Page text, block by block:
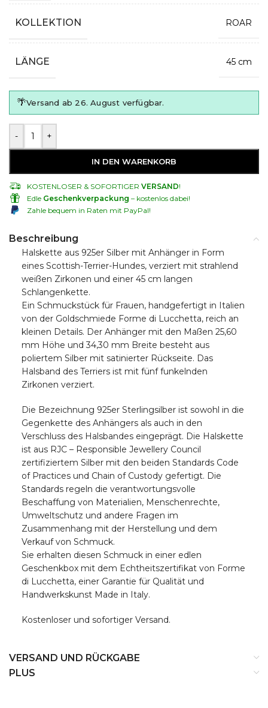
KOLLEKTION ROAR
LÄNGE 45 cm
🌴Versand ab 26. August verfügbar.
- +
IN DEN WARENKORB
KOSTENLOSER & SOFORTIGER VERSAND!
Edle Geschenkverpackung – kostenlos dabei!
Zahle bequem in Raten mit PayPal!
Beschreibung
Halskette aus 925er Silber mit Anhänger in Form
eines Scottish-Terrier-Hundes, verziert mit strahlend
weißen Zirkonen und einer 45 cm langen
Schlangenkette.
Ein Schmuckstück für Frauen, handgefertigt in Italien
von der Goldschmiede Forme di Lucchetta, reich an
kleinen Details. Der Anhänger mit den Maßen 25,60
mm Höhe und 34,30 mm Breite besteht aus
poliertem Silber mit satinierter Rückseite. Das
Halsband des Terriers ist mit fünf funkelnden
Zirkonen verziert.
Die Bezeichnung 925er Sterlingsilber ist sowohl in die
Gegenkette des Anhängers als auch in den
Verschluss des Halsbandes eingeprägt. Die Halskette
ist aus RJC – Responsible Jewellery Council
zertifiziertem Silber mit den beiden Standards Code
of Practices und Chain of Custody gefertigt. Die
Standards regeln die verantwortungsvolle
Beschaffung von Materialien, Menschenrechte,
Umweltschutz und andere Fragen im
Zusammenhang mit der Herstellung und dem
Verkauf von Schmuck.
Sie erhalten diesen Schmuck in einer edlen
Geschenkbox mit dem Echtheitszertifikat von Forme
di Lucchetta, einer Garantie für Qualität und
Handwerkskunst Made in Italy.
Kostenloser und sofortiger Versand.
VERSAND UND RÜCKGABE
PLUS